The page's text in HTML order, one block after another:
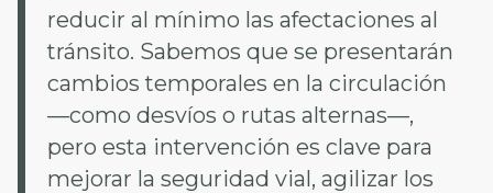
reducir al mínimo las afectaciones al
tránsito. Sabemos que se presentarán
cambios temporales en la circulación
—como desvíos o rutas alternas—,
pero esta intervención es clave para
mejorar la seguridad vial, agilizar los